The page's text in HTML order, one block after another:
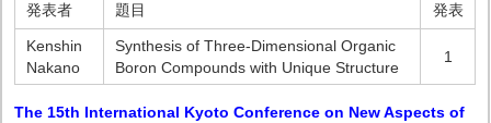
発表者 題目 発表
Kenshin
Nakano
Synthesis of Three-Dimensional Organic
Boron Compounds with Unique Structure
1
The 15th International Kyoto Conference on New Aspects of